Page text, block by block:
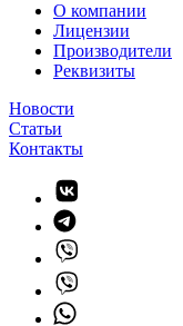
О компании
Лицензии
Производители
Реквизиты
Новости
Статьи
Контакты